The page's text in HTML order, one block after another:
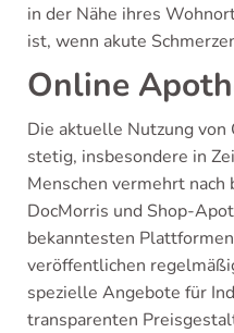
in der Nähe ihres
ist, wenn akute
Online
Die aktuelle Nutzung
stetig, insbesondere in
Menschen vermehrt nach
DocMorris und Shop-
bekanntesten
veröffentlichen
spezielle Angebote für
transparenten